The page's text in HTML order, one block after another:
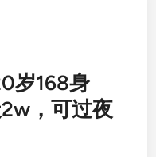
岁168身
，可过夜